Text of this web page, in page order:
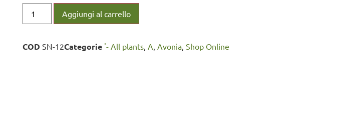
Aggiungi al carrello
COD SN-12Categorie '- All plants, A, Avonia, Shop Online